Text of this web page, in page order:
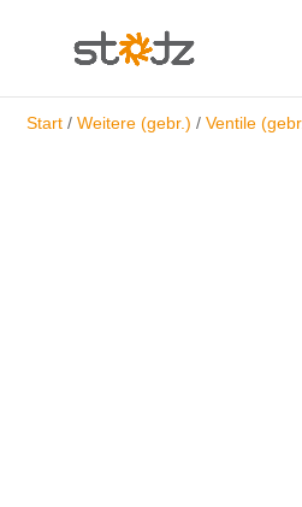
Start /Weitere (gebr.) /Ventile